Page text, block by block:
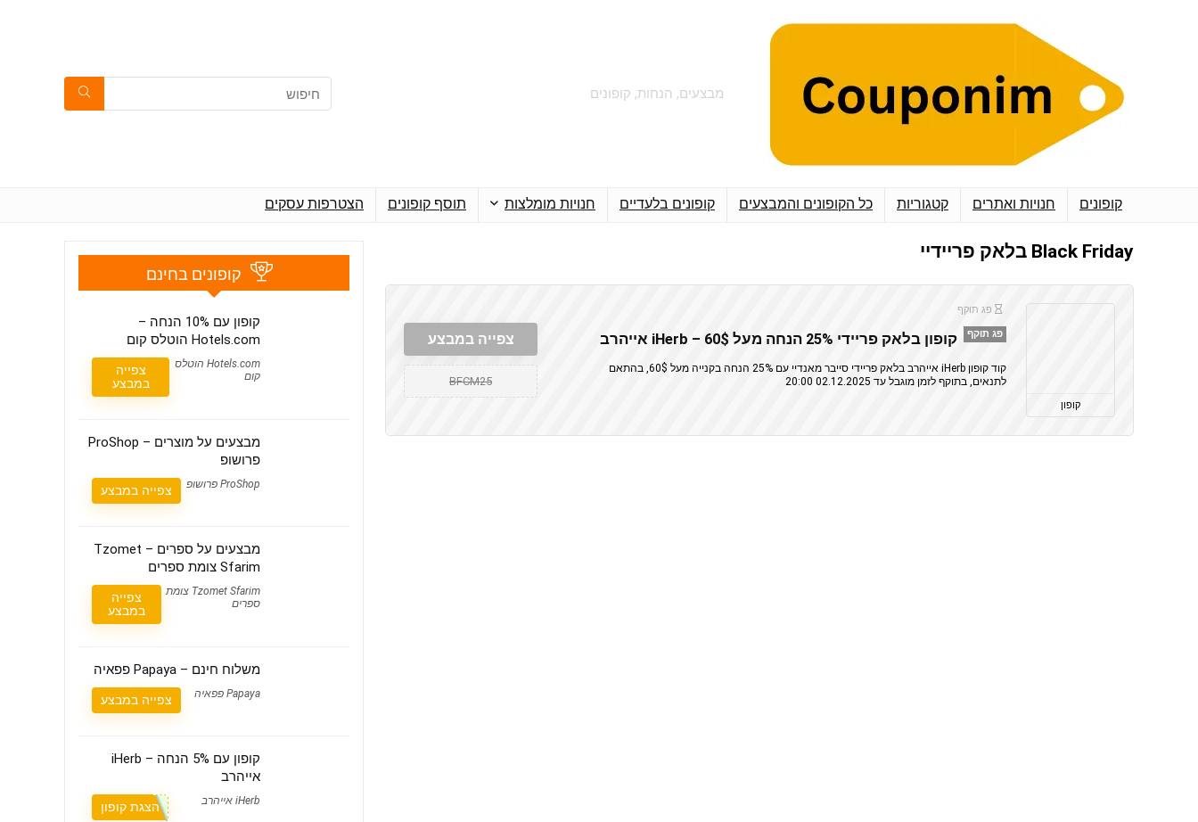
מבצעים, הנחות, קופונים
קופונים חנויות ואתרים קטגוריות כל הקופונים והמבצעים קופונים בלעדיים חנויות מומלצות תוסף קופונים הצטרפות עסקים
Black Friday בלאק פריידיי
קופון
פג תוקף
פג תוקף קופון בלאק פריידי 25% הנחה מעל 60$ – iHerb אייהרב
קוד קופון iHerb אייהרב בלאק פריידי סייבר מאנדיי עם 25% הנחה בקנייה מעל 60$, בהתאם
לתנאים, בתוקף לזמן מוגבל עד 02.12.2025 20:00
צפייה במבצע
BFCM25
קופונים בחינם
קופון עם 10% הנחה –
Hotels.com הוטלס קום
Hotels.com הוטלס
קום
צפייה
במבצע
מבצעים על מוצרים – ProShop
פרושופ
ProShop פרושופ צפייה במבצע
מבצעים על ספרים – Tzomet
Sfarim צומת ספרים
Tzomet Sfarim צומת
ספרים
צפייה
במבצע
משלוח חינם – Papaya פפאיה
Papaya פפאיה צפייה במבצע
קופון עם 5% הנחה – iHerb
אייהרב
iHerb אייהרב הצגת קופון